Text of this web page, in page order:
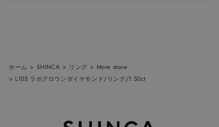
ホーム > SHINCA > リング > More stone
> L105 ラボグロウンダイヤモンド/リング/1.50ct